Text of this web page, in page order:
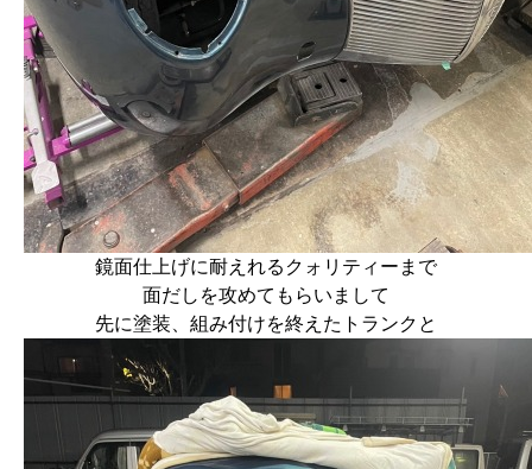
鏡面仕上げに耐えれるクォリティーまで
面だしを攻めてもらいまして
先に塗装、組み付けを終えたトランクと